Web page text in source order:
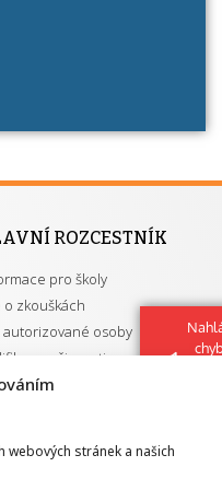
webových stránek a našich
ROZCESTNÍK
pro školy
o zkouškách
autorizované osoby
a živnosti